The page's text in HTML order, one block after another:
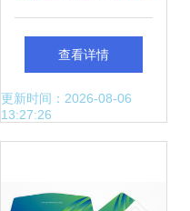
赋能企业高质量增
长的智慧之选
查看详情
更新时间：2026-08-06
13:27:26